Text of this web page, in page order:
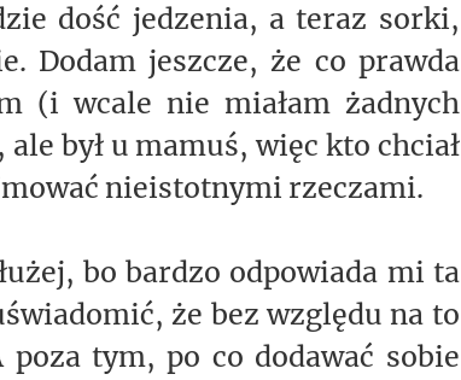
dość jedzenia, a teraz sorki,
Dodam jeszcze, że co prawda
(i wcale nie miałam żadnych
był u mamuś, więc kto chciał
nieistotnymi rzeczami.
bo bardzo odpowiada mi ta
że bez względu na to
tym, po co dodawać sobie